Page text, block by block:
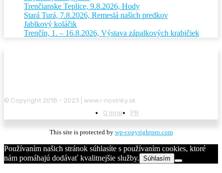
Trenčianske Teplice, 9.8.2026, Hody
Stará Turá, 7.8.2026, Remeslá našich predkov
Jablkový koláčik
Trenčín, 1. – 16.8.2026, Výstava zápalkových krabičiek
© Copyright 2018 - 2023 | www.i-novinky.sk
O mne
PR
This site is protected by wp-copyrightpro.com
Používaním našich stránok súhlasíte s používaním cookies, ktoré
nám pomáhajú dodávať kvalitnejšie služby. Súhlasím